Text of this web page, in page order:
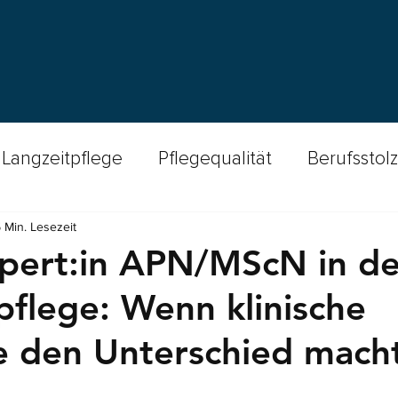
Langzeitpflege Pflegequalität Berufsstolz
Spitex-Welten
Insights Bewohnendensicherheit
APN/MScN in
Wenn klinische
den Unterschied
Min. Lesezeit
bewertet.